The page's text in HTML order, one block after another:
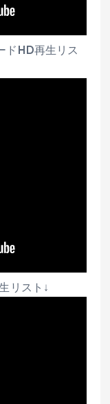
ドHD再生リス
リスト↓